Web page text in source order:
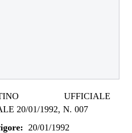
UFFICIALE
20/01/1992, N. 007
20/01/1992